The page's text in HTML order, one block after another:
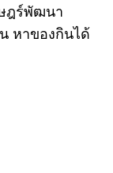
ฎร์พัฒนา
หาของกินได้